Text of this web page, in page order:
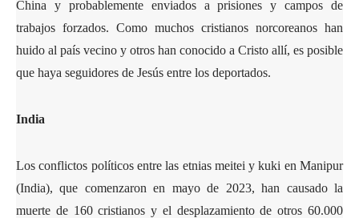
China y probablemente enviados a prisiones y campos de
trabajos forzados. Como muchos cristianos norcoreanos han
huido al país vecino y otros han conocido a Cristo allí, es posible
que haya seguidores de Jesús entre los deportados.
India
Los conflictos políticos entre las etnias meitei y kuki en Manipur
(India), que comenzaron en mayo de 2023, han causado la
muerte de 160 cristianos y el desplazamiento de otros 60.000